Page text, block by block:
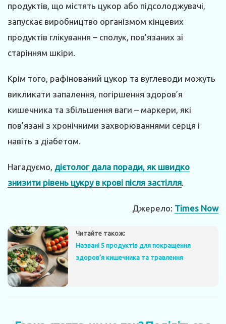
продуктів, що містять цукор або підсолоджувачі,
запускає виробництво організмом кінцевих
продуктів глікування – сполук, пов’язаних зі
старінням шкіри.
Крім того, рафінований цукор та вуглеводи можуть
викликати запалення, погіршення здоров’я
кишечника та збільшення ваги – маркери, які
пов’язані з хронічними захворюваннями серця і
навіть з діабетом.
Нагадуємо, дієтолог дала поради, як швидко
знизити рівень цукру в крові після застілля
Джерело: Times Now
Читайте також:
Названі 5 продуктів для покращення
здоров’я кишечника та травлення